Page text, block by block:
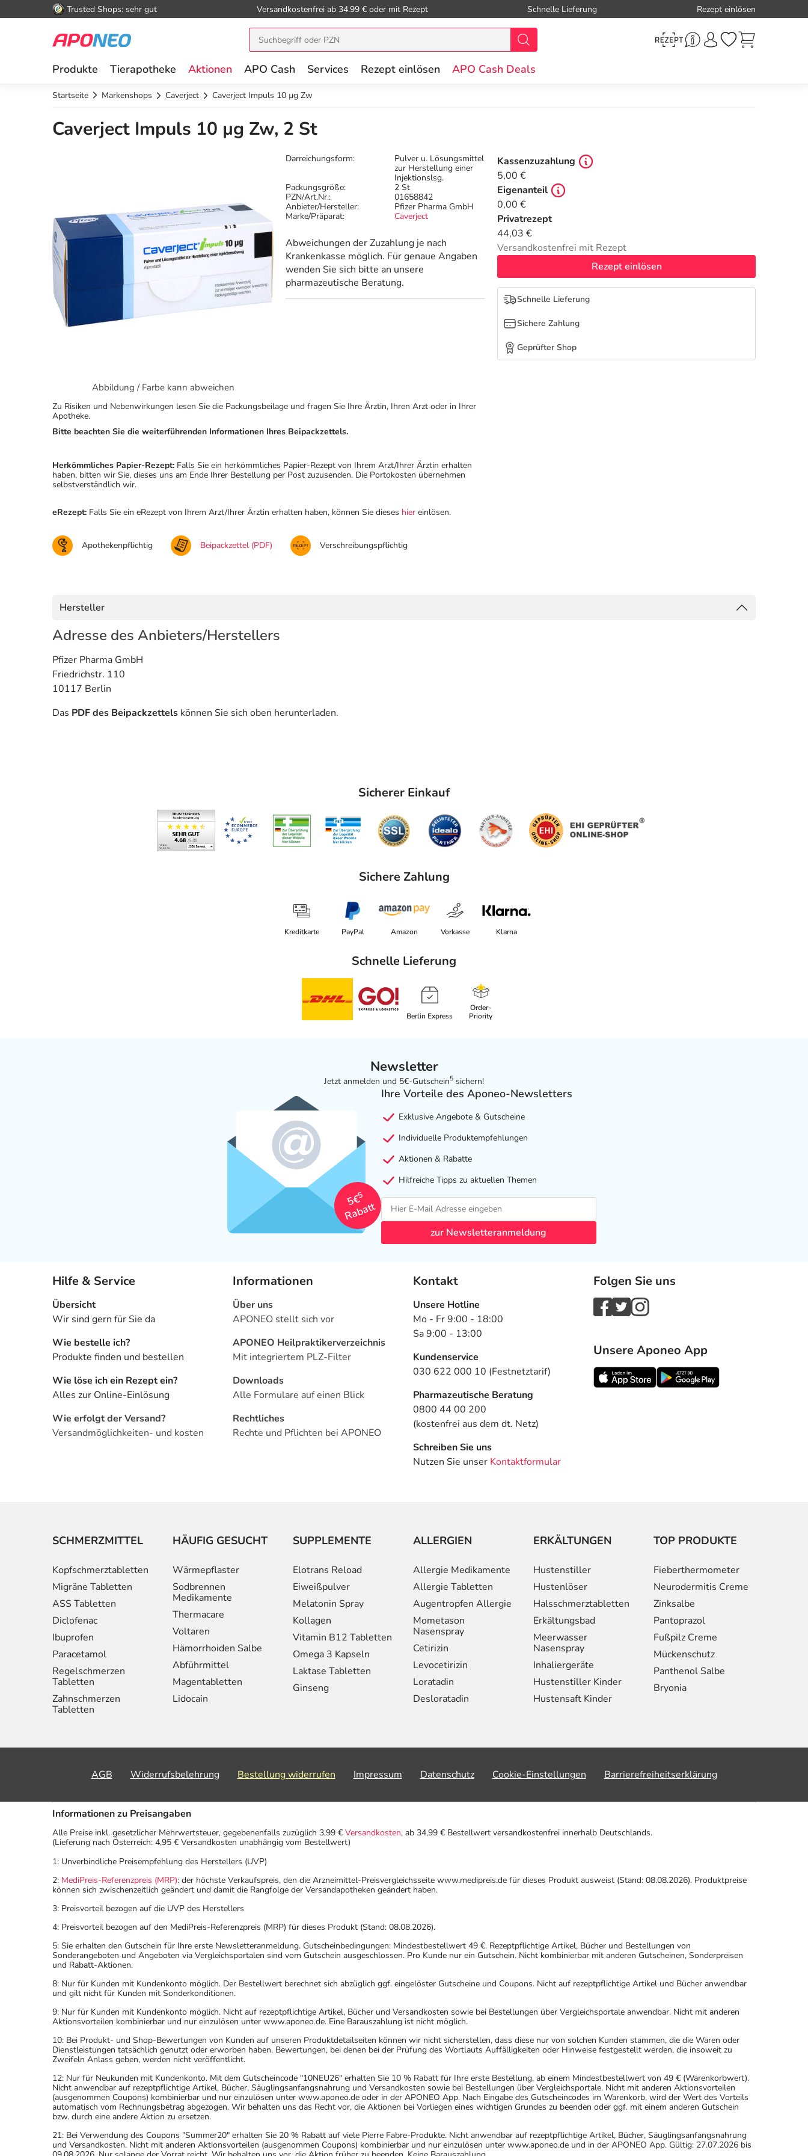
Trusted Shops: sehr gut Versandkostenfrei ab 34.99 € oder mit Rezept Schnelle Lieferung Rezept einlösen
Produkte Tierapotheke Aktionen APO Cash Services Rezept einlösen APO Cash Deals
Startseite Markenshops Caverject Caverject Impuls 10 µg Zw
Caverject Impuls 10 µg Zw, 2 St
Abbildung / Farbe kann abweichen
Darreichungsform:
Pulver u. Lösungsmittel
zur Herstellung einer
Injektionslsg.
Packungsgröße:
2 St
PZN/Art.Nr.:
01658842
Anbieter/Hersteller:
Pfizer Pharma GmbH
Marke/Präparat:
Caverject
Abweichungen der Zuzahlung je nach
Krankenkasse möglich. Für genaue Angaben
wenden Sie sich bitte an unsere
pharmazeutische Beratung.
Kassenzuzahlung
5,00 €
Eigenanteil
0,00 €
Privatrezept
44,03 €
Versandkostenfrei mit Rezept
Rezept einlösen
Schnelle Lieferung
Sichere Zahlung
Geprüfter Shop
Zu Risiken und Nebenwirkungen lesen Sie die Packungsbeilage und fragen Sie Ihre Ärztin, Ihren Arzt oder in Ihrer
Apotheke.
Bitte beachten Sie die weiterführenden Informationen Ihres Beipackzettels.
Herkömmliches Papier-Rezept: Falls Sie ein herkömmliches Papier-Rezept von Ihrem Arzt/Ihrer Ärztin erhalten
haben, bitten wir Sie, dieses uns am Ende Ihrer Bestellung per Post zuzusenden. Die Portokosten übernehmen
selbstverständlich wir.
eRezept: Falls Sie ein eRezept von Ihrem Arzt/Ihrer Ärztin erhalten haben, können Sie dieses hier einlösen.
Apothekenpflichtig Beipackzettel (PDF) Verschreibungspflichtig
Hersteller
Adresse des Anbieters/Herstellers
Pfizer Pharma GmbH
Friedrichstr. 110
10117 Berlin
Das PDF des Beipackzettels können Sie sich oben herunterladen.
Sicherer Einkauf
Sichere Zahlung
Kreditkarte PayPal Amazon Vorkasse Klarna
Schnelle Lieferung
Berlin Express
Order-
Priority
Newsletter
Jetzt anmelden und 5€-Gutschein5 sichern!
5€
5
Rabatt
Ihre Vorteile des Aponeo-Newsletters
Exklusive Angebote & Gutscheine
Individuelle Produktempfehlungen
Aktionen & Rabatte
Hilfreiche Tipps zu aktuellen Themen
zur Newsletteranmeldung
Hilfe & Service
Übersicht
Wir sind gern für Sie da
Wie bestelle ich?
Produkte finden und bestellen
Wie löse ich ein Rezept ein?
Alles zur Online-Einlösung
Wie erfolgt der Versand?
Versandmöglichkeiten- und kosten
Informationen
Über uns
APONEO stellt sich vor
APONEO Heilpraktikerverzeichnis
Mit integriertem PLZ-Filter
Downloads
Alle Formulare auf einen Blick
Rechtliches
Rechte und Pflichten bei APONEO
Kontakt
Unsere Hotline
Mo - Fr 9:00 - 18:00
Sa 9:00 - 13:00
Kundenservice
030 622 000 10 (Festnetztarif)
Pharmazeutische Beratung
0800 44 00 200
(kostenfrei aus dem dt. Netz)
Schreiben Sie uns
Nutzen Sie unser Kontaktformular
Folgen Sie uns
Unsere Aponeo App
SCHMERZMITTEL
Kopfschmerztabletten
Migräne Tabletten
ASS Tabletten
Diclofenac
Ibuprofen
Paracetamol
Regelschmerzen
Tabletten
Zahnschmerzen
Tabletten
HÄUFIG GESUCHT
Wärmepflaster
Sodbrennen
Medikamente
Thermacare
Voltaren
Hämorrhoiden Salbe
Abführmittel
Magentabletten
Lidocain
SUPPLEMENTE
Elotrans Reload
Eiweißpulver
Melatonin Spray
Kollagen
Vitamin B12 Tabletten
Omega 3 Kapseln
Laktase Tabletten
Ginseng
ALLERGIEN
Allergie Medikamente
Allergie Tabletten
Augentropfen Allergie
Mometason
Nasenspray
Cetirizin
Levocetirizin
Loratadin
Desloratadin
ERKÄLTUNGEN
Hustenstiller
Hustenlöser
Halsschmerztabletten
Erkältungsbad
Meerwasser
Nasenspray
Inhaliergeräte
Hustenstiller Kinder
Hustensaft Kinder
TOP PRODUKTE
Fieberthermometer
Neurodermitis Creme
Zinksalbe
Pantoprazol
Fußpilz Creme
Mückenschutz
Panthenol Salbe
Bryonia
AGB Widerrufsbelehrung Bestellung widerrufen Impressum Datenschutz Cookie-Einstellungen Barrierefreiheitserklärung
Informationen zu Preisangaben
Alle Preise inkl. gesetzlicher Mehrwertsteuer, gegebenenfalls zuzüglich 3,99 € Versandkosten, ab 34,99 € Bestellwert versandkostenfrei innerhalb Deutschlands.
(Lieferung nach Österreich: 4,95 € Versandkosten unabhängig vom Bestellwert)
1: Unverbindliche Preisempfehlung des Herstellers (UVP)
2: MediPreis-Referenzpreis (MRP): der höchste Verkaufspreis, den die Arzneimittel-Preisvergleichsseite www.medipreis.de für dieses Produkt ausweist (Stand: 08.08.2026). Produktpreise
können sich zwischenzeitlich geändert und damit die Rangfolge der Versandapotheken geändert haben.
3: Preisvorteil bezogen auf die UVP des Herstellers
4: Preisvorteil bezogen auf den MediPreis-Referenzpreis (MRP) für dieses Produkt (Stand: 08.08.2026).
5: Sie erhalten den Gutschein für Ihre erste Newsletteranmeldung. Gutscheinbedingungen: Mindestbestellwert 49 €. Rezeptpflichtige Artikel, Bücher und Bestellungen von
Sonderangeboten und Angeboten via Vergleichsportalen sind vom Gutschein ausgeschlossen. Pro Kunde nur ein Gutschein. Nicht kombinierbar mit anderen Gutscheinen, Sonderpreisen
und Rabatt-Aktionen.
8: Nur für Kunden mit Kundenkonto möglich. Der Bestellwert berechnet sich abzüglich ggf. eingelöster Gutscheine und Coupons. Nicht auf rezeptpflichtige Artikel und Bücher anwendbar
und gilt nicht für Kunden mit Sonderkonditionen.
9: Nur für Kunden mit Kundenkonto möglich. Nicht auf rezeptpflichtige Artikel, Bücher und Versandkosten sowie bei Bestellungen über Vergleichsportale anwendbar. Nicht mit anderen
Aktionsvorteilen kombinierbar und nur einzulösen unter www.aponeo.de. Eine Barauszahlung ist nicht möglich.
10: Bei Produkt- und Shop-Bewertungen von Kunden auf unseren Produktdetailseiten können wir nicht sicherstellen, dass diese nur von solchen Kunden stammen, die die Waren oder
Dienstleistungen tatsächlich genutzt oder erworben haben. Bewertungen, bei denen bei der Prüfung des Wortlauts Auffälligkeiten oder Hinweise festgestellt werden, die insoweit zu
Zweifeln Anlass geben, werden nicht veröffentlicht.
12: Nur für Neukunden mit Kundenkonto. Mit dem Gutscheincode "10NEU26" erhalten Sie 10 % Rabatt für Ihre erste Bestellung, ab einem Mindestbestellwert von 49 € (Warenkorbwert).
Nicht anwendbar auf rezeptpflichtige Artikel, Bücher, Säuglingsanfangsnahrung und Versandkosten sowie bei Bestellungen über Vergleichsportale. Nicht mit anderen Aktionsvorteilen
(ausgenommen Coupons) kombinierbar und nur einzulösen unter www.aponeo.de oder in der APONEO App. Nach Eingabe des Gutscheincodes im Warenkorb, wird der Wert des Vorteils
automatisch vom Rechnungsbetrag abgezogen. Wir behalten uns das Recht vor, die Aktionen bei Vorliegen eines wichtigen Grundes zu beenden oder ggf. mit einem anderen Gutschein
bzw. durch eine andere Aktion zu ersetzen.
21: Bei Verwendung des Coupons "Summer20" erhalten Sie 20 % Rabatt auf viele Pierre Fabre-Produkte. Nicht anwendbar auf rezeptpflichtige Artikel, Bücher, Säuglingsanfangsnahrung
und Versandkosten. Nicht mit anderen Aktionsvorteilen (ausgenommen Coupons) kombinierbar und nur einzulösen unter www.aponeo.de und in der APONEO App. Gültig: 27.07.2026 bis